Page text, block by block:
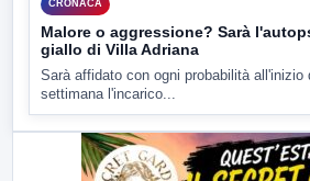
CRONACA
Malore o aggressione? Sarà
giallo di Villa Adriana
Sarà affidato con ogni probabilità all'inizio
settimana l'incarico...